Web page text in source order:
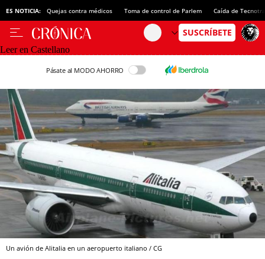
ES NOTICIA: Quejas contra médicos Toma de control de Parlem Caída de
Leer en Castellano
Pásate al MODO AHORRO
Un avión de Alitalia en un aeropuerto italiano / CG